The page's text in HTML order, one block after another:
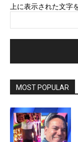
上に表示された文字
MOST POPULAR